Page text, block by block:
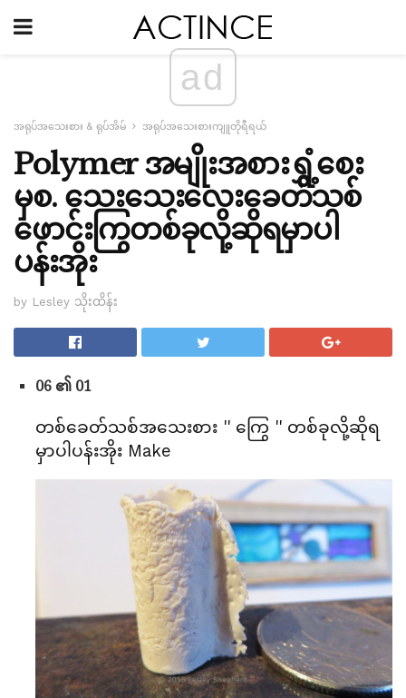
ad
အရုပ်အသေးစား & ရုပ်အိမ် အရုပ်အသေးစားကျူတိုရီရယ်
Polymer အမျိုးအစားရွှံ့စေး
မှစ. သေးသေးလေးခေတ်သစ်
ဖောင်းကြွတစ်ခုလို့ဆိုရမှာပါ
ပန်းအိုး
by Lesley သိုးထိန်း
06 ၏ 01
တစ်ခေတ်သစ်အသေးစား '' ကြွေ '' တစ်ခုလို့ဆိုရ
မှာပါပန်းအိုး Make